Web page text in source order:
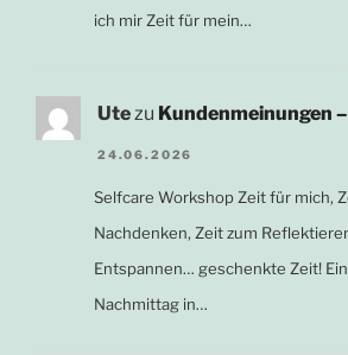
ich mir Zeit für mein…
Utezu Kundenmeinungen
24.06.2026
Selfcare Workshop Zeit für mich,
Nachdenken, Zeit zum
Entspannen… geschenkte Zeit!
Nachmittag in…